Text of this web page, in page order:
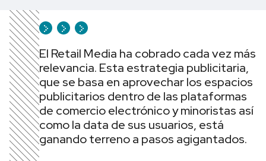
El Retail Media ha cobrado cada vez más
relevancia. Esta estrategia publicitaria,
que se basa en aprovechar los espacios
publicitarios dentro de las plataformas
de comercio electrónico y minoristas así
como la data de sus usuarios, está
ganando terreno a pasos agigantados.